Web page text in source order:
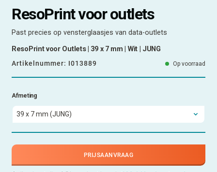
ResoPrint voor outlets
Past precies op vensterglaasjes van data-outlets
ResoPrint voor Outlets | 39 x 7 mm | Wit | JUNG
Artikelnummer: I013889 Op voorraad
Afmeting
PRIJSAANVRAAG